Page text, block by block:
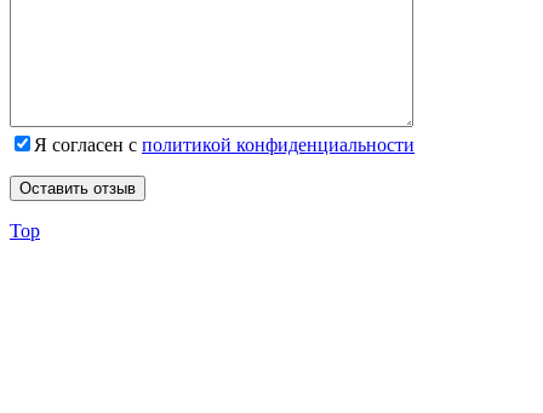
Я согласен с политикой конфиденциальности
Top